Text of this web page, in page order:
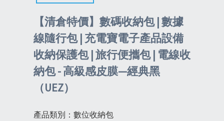
【清倉特價】數碼收納包 | 數據
線隨行包 | 充電寶電子產品設備
收納保護包 | 旅行便攜包 | 電線收
納包 - 高級感皮膜—經典黑
（UEZ）
產品類別：數位收納包